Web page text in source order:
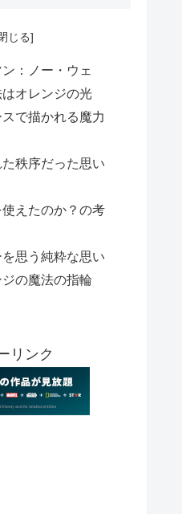
：ノー・ウェ
オレンジの光
で描かれる魔力
秩序だった思い
えたのか？の考
思う純粋な思い
の魔法の指輪
リンク